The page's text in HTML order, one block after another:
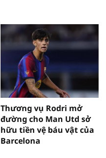
Thương vụ Rodri mở
đường cho Man Utd sở
hữu tiền vệ báu vật của
Barcelona